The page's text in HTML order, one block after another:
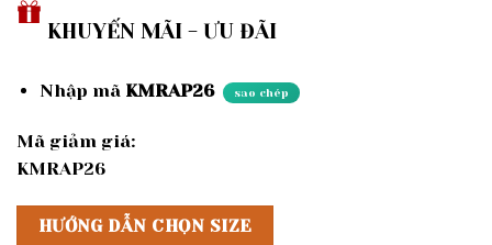
KHUYẾN MÃI - ƯU ĐÃI
Nhập mã KMRAP26 sao chép
Mã giảm giá:
KMRAP26
HƯỚNG DẪN CHỌN SIZE